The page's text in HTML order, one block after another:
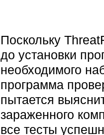
Поскольку
до установки
необходимого
программа
пытается
зараженного
все тесты